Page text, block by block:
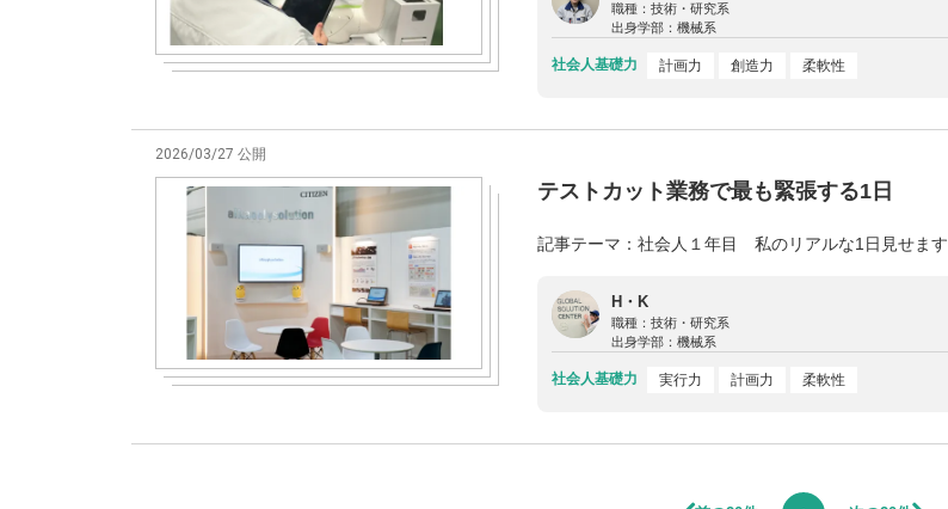
職種： 技術・研究系
出身学部： 機械系
社会人基礎力 計画力 創造力 柔軟性
2026/03/27 公開
テストカット業務で最も緊張する1日
記事テーマ：社会人１年目 私のリアルな1日見せます
H・K
職種： 技術・研究系
出身学部： 機械系
社会人基礎力 実行力 計画力 柔軟性